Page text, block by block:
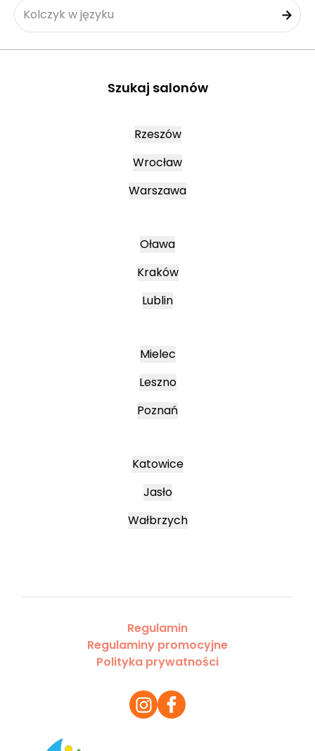
Kolczyk w języku
Szukaj salonów
Rzeszów
Wrocław
Warszawa
Oława
Kraków
Lublin
Mielec
Leszno
Poznań
Katowice
Jasło
Wałbrzych
Regulamin
Regulaminy promocyjne
Polityka prywatności